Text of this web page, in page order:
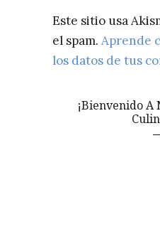
Este sitio usa
el spam. Aprende
los datos de tus
¡Bienvenido A